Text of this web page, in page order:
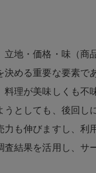
地・価格・味（商
める重要な要素で
理が美味しくも不
としても、後回し
も伸びますし、利
結果を活用し、サ